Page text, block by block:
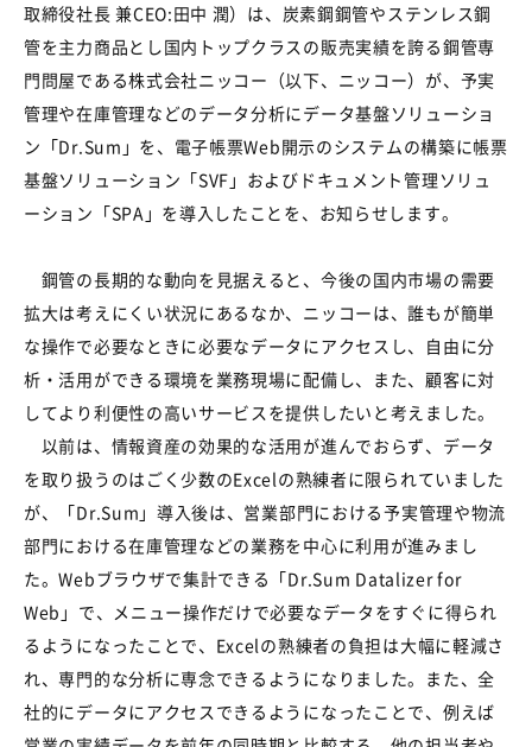
取締役社長 兼CEO:田中 潤）は、炭素鋼鋼管やステンレス鋼
管を主力商品とし国内トップクラスの販売実績を誇る鋼管専
門問屋である株式会社ニッコー（以下、ニッコー）が、予実
管理や在庫管理などのデータ分析にデータ基盤ソリューショ
ン「Dr.Sum」を、電子帳票Web開示のシステムの構築に帳票
基盤ソリューション「SVF」およびドキュメント管理ソリュ
ーション「SPA」を導入したことを、お知らせします。
鋼管の長期的な動向を見据えると、今後の国内市場の需要
拡大は考えにくい状況にあるなか、ニッコーは、誰もが簡単
な操作で必要なときに必要なデータにアクセスし、自由に分
析・活用ができる環境を業務現場に配備し、また、顧客に対
してより利便性の高いサービスを提供したいと考えました。
以前は、情報資産の効果的な活用が進んでおらず、データ
を取り扱うのはごく少数のExcelの熟練者に限られていました
が、「Dr.Sum」導入後は、営業部門における予実管理や物流
部門における在庫管理などの業務を中心に利用が進みまし
た。Webブラウザで集計できる「Dr.Sum Datalizer for
Web」で、メニュー操作だけで必要なデータをすぐに得られ
るようになったことで、Excelの熟練者の負担は大幅に軽減さ
れ、専門的な分析に専念できるようになりました。また、全
社的にデータにアクセスできるようになったことで、例えば